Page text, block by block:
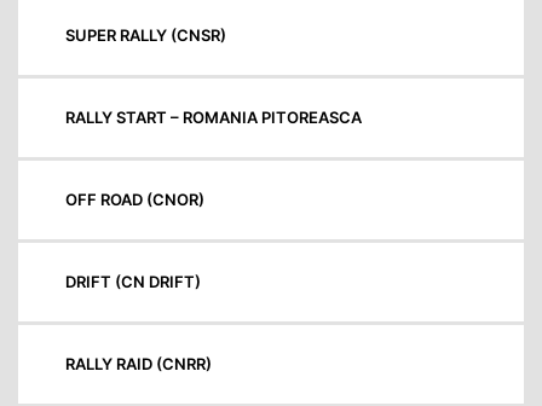
SUPER RALLY (CNSR)
RALLY START – ROMANIA PITOREASCA
OFF ROAD (CNOR)
DRIFT (CN DRIFT)
RALLY RAID (CNRR)